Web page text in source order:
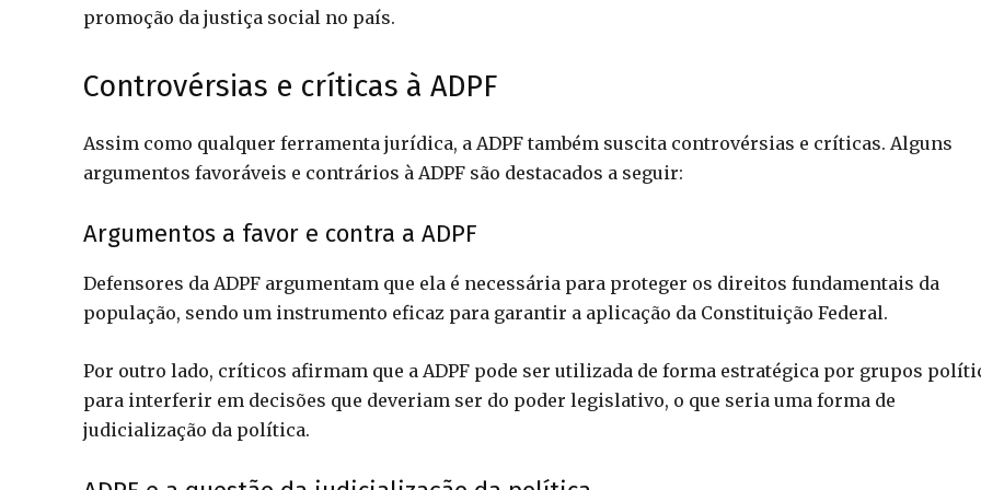
promoção da justiça social no país.
Controvérsias e críticas à ADPF
Assim como qualquer ferramenta jurídica, a ADPF também suscita controvérsias e críticas. Alguns
argumentos favoráveis e contrários à ADPF são destacados a seguir:
Argumentos a favor e contra a ADPF
Defensores da ADPF argumentam que ela é necessária para proteger os direitos fundamentais da
população, sendo um instrumento eficaz para garantir a aplicação da Constituição Federal.
Por outro lado, críticos afirmam que a ADPF pode ser utilizada de forma estratégica por grupos
para interferir em decisões que deveriam ser do poder legislativo, o que seria uma forma de
judicialização da política.